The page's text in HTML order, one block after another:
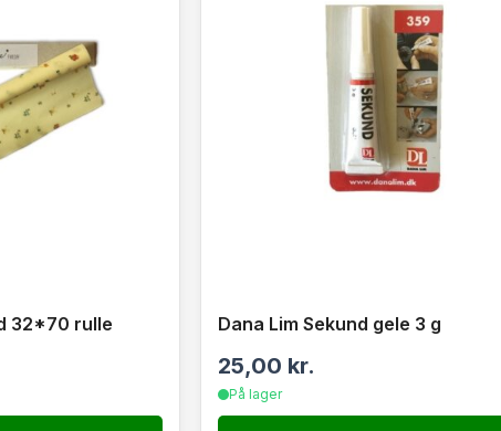
32*70 rulle Dana Lim Sekund gele 3 g
25,00 kr.
På lager